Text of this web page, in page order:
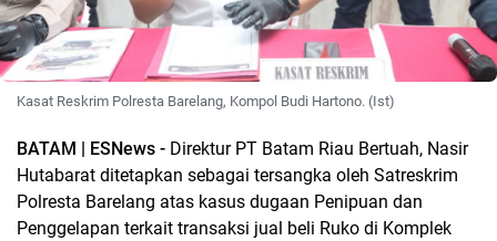
Kasat Reskrim Polresta Barelang, Kompol Budi Hartono. (Ist)
BATAM | ESNews - Direktur PT Batam Riau Bertuah, Nasir
Hutabarat ditetapkan sebagai tersangka oleh Satreskrim
Polresta Barelang atas kasus dugaan Penipuan dan
Penggelapan terkait transaksi jual beli Ruko di Komplek